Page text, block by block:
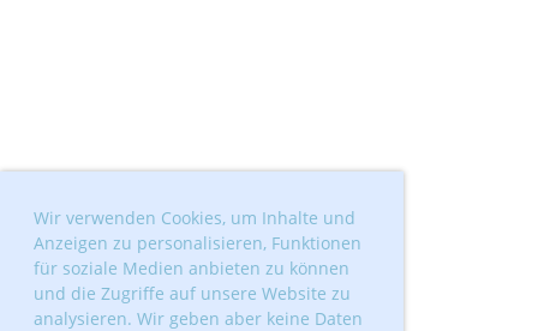
Wir verwenden Cookies, um Inhalte und
Anzeigen zu personalisieren, Funktionen
für soziale Medien anbieten zu können
und die Zugriffe auf unsere Website zu
analysieren. Wir geben aber keine Daten